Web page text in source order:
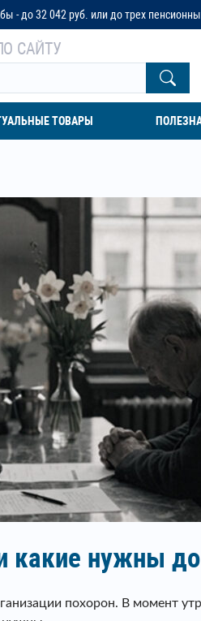
до трех пенсионных окладов
САЙТУ
ТОВАРЫ
какие нужны
похорон. В момент